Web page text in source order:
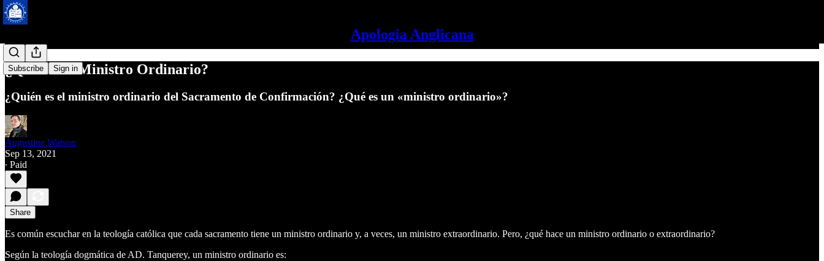
Apologia Anglicana
Subscribe Sign in
¿Qué es un Ministro Ordinario?
¿Quién es el ministro ordinario del Sacramento de Confirmación? ¿Qué es un «ministro ordinario»?
Augustine Watson
Sep 13, 2021
∙ Paid
Share
Es común escuchar en la teología católica que cada sacramento tiene un ministro ordinario y, a veces, un ministro extraordinario. Pero, ¿qué hace un ministro ordinario o extraordinario?
Según la teología dogmática de AD. Tanquerey, un ministro ordinario es: